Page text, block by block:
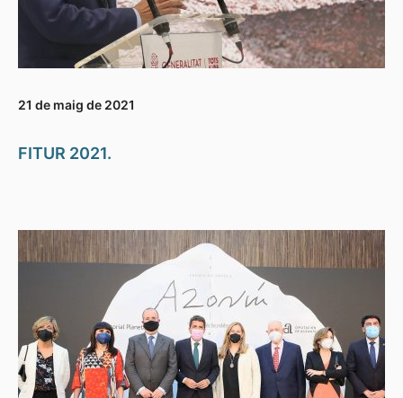
21 de maig de 2021
FITUR 2021.